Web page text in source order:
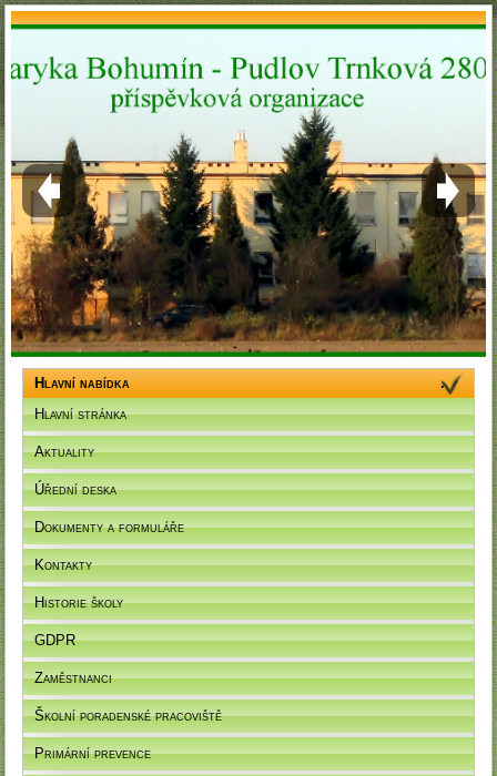
Hlavní nabídka
Hlavní stránka
Aktuality
Úřední deska
Dokumenty a formuláře
Kontakty
Historie školy
GDPR
Zaměstnanci
Školní poradenské pracoviště
Primární prevence